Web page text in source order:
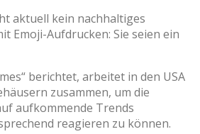
aktuell kein nachhaltiges
Emoji-Aufdrucken: Sie seien ein
berichtet, arbeitet in den USA
zusammen, um die
aufkommende Trends
reagieren zu können.